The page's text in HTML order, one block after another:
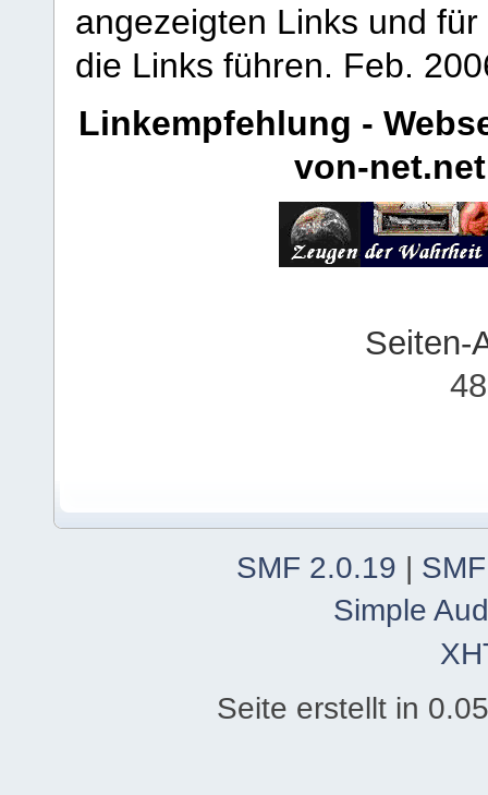
angezeigten Links und
die Links führen. Feb.
Linkempfehlung -
von-net.net
Seiten-
SMF 2.0.19 |
Simple
Seite erstellt in